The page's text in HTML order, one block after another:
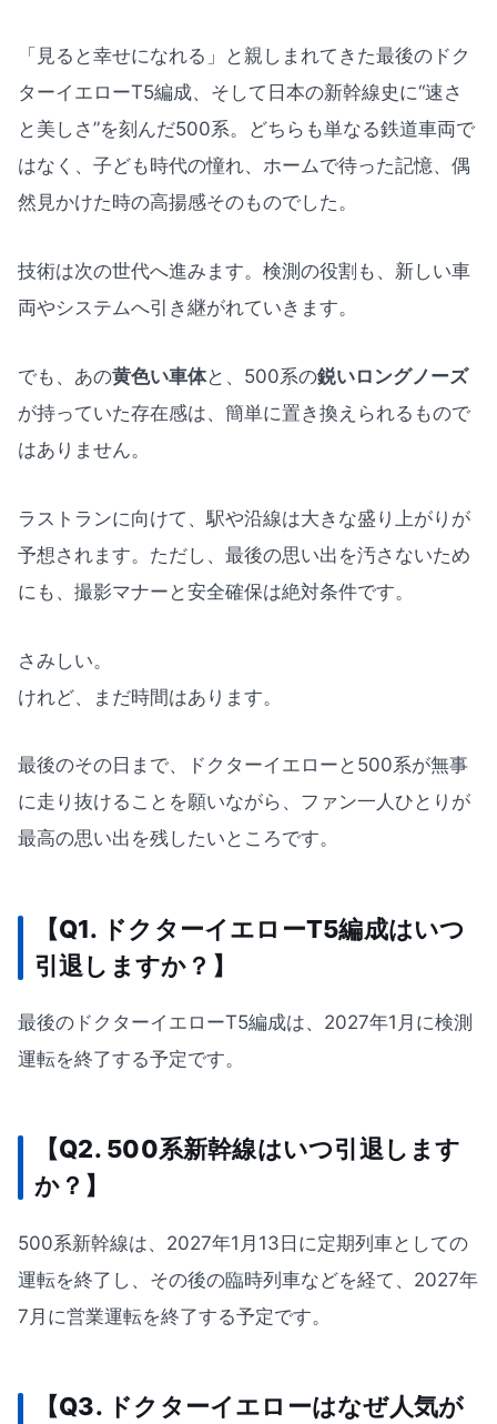
「見ると幸せになれる」と親しまれてきた最後のドク
ターイエローT5編成、そして日本の新幹線史に“速さ
と美しさ”を刻んだ500系。どちらも単なる鉄道車両で
はなく、子ども時代の憧れ、ホームで待った記憶、偶
然見かけた時の高揚感そのものでした。
技術は次の世代へ進みます。検測の役割も、新しい車
両やシステムへ引き継がれていきます。
でも、あの黄色い車体と、500系の鋭いロングノーズ
が持っていた存在感は、簡単に置き換えられるもので
はありません。
ラストランに向けて、駅や沿線は大きな盛り上がりが
予想されます。ただし、最後の思い出を汚さないため
にも、撮影マナーと安全確保は絶対条件です。
さみしい。
けれど、まだ時間はあります。
最後のその日まで、ドクターイエローと500系が無事
に走り抜けることを願いながら、ファン一人ひとりが
最高の思い出を残したいところです。
【Q1. ドクターイエローT5編成はいつ
引退しますか？】
最後のドクターイエローT5編成は、2027年1月に検測
運転を終了する予定です。
【Q2. 500系新幹線はいつ引退します
か？】
500系新幹線は、2027年1月13日に定期列車としての
運転を終了し、その後の臨時列車などを経て、2027年
7月に営業運転を終了する予定です。
【Q3. ドクターイエローはなぜ人気が